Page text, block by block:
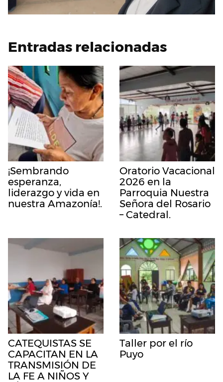
Entradas relacionadas
¡Sembrando
esperanza,
liderazgo y vida en
nuestra Amazonía!.
Oratorio Vacacional
2026 en la
Parroquia Nuestra
Señora del Rosario
– Catedral.
CATEQUISTAS SE
CAPACITAN EN LA
TRANSMISIÓN DE
LA FE A NIÑOS Y
Taller por el río
Puyo